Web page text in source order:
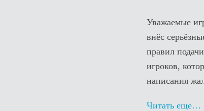
Уважаемые
внёс
правил
игроков,
написания
Читать еще…